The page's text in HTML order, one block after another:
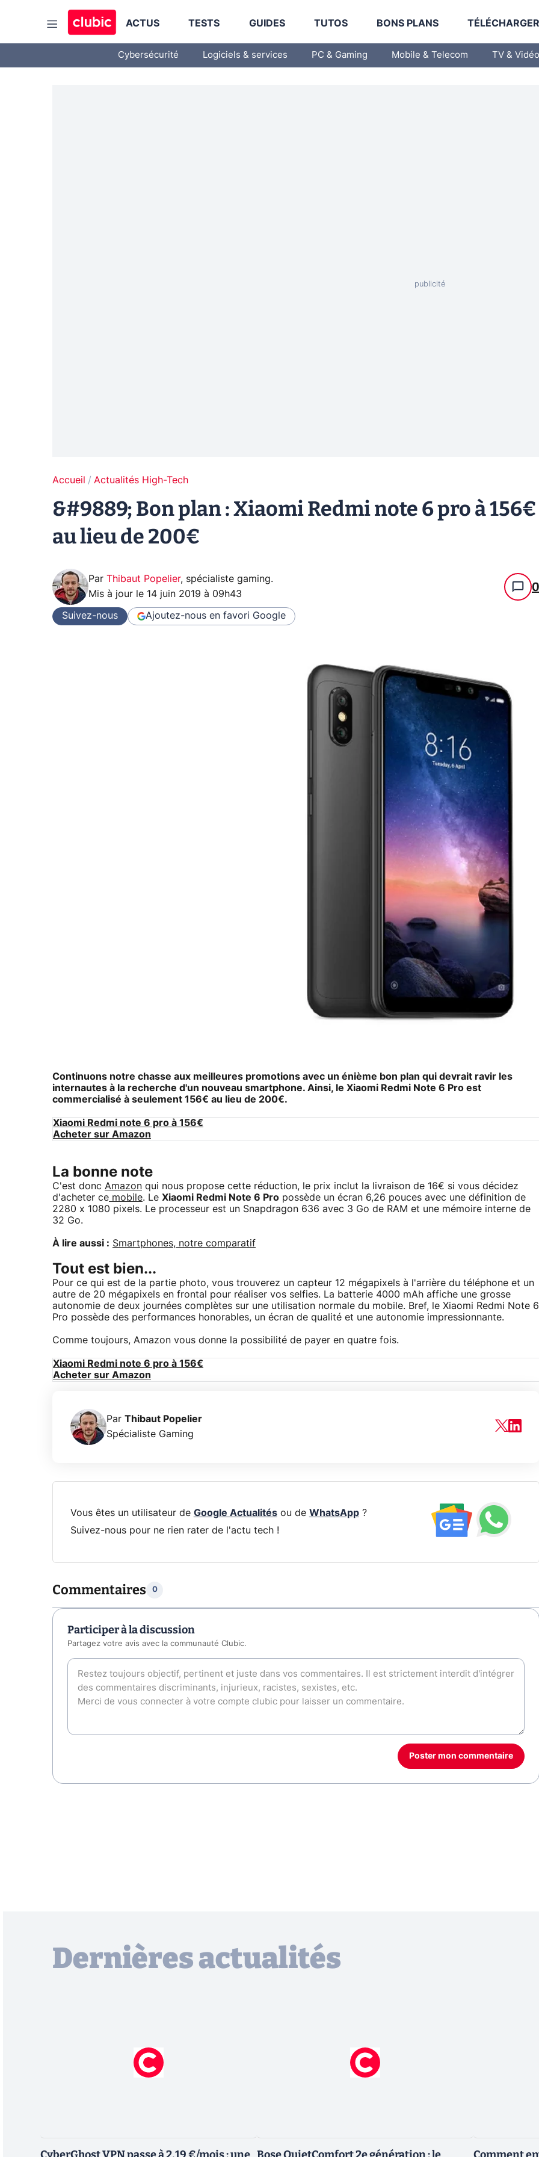
ACTUS TESTS GUIDES TUTOS BONS PLANS
Cybersécurité Logiciels & services PC & Gaming Mobile & Telecom TV & Vidéo
Accueil Actualités High-Tech
&#9889; Bon plan : Xiaomi Redmi note 6 pro à 156€
au lieu de 200€
Par Thibaut Popelier, spécialiste gaming.
Mis à jour le 14 juin 2019 à 09h43 0
Suivez-nous Ajoutez-nous en favori Google
Continuons notre chasse aux meilleures promotions avec un énième bon plan qui devrait ravir les
internautes à la recherche d'un nouveau smartphone. Ainsi, le Xiaomi Redmi Note 6 Pro est
commercialisé à seulement 156€ au lieu de 200€.
Xiaomi Redmi note 6 pro à 156€
Acheter sur Amazon
La bonne note
C'est donc Amazon qui nous propose cette réduction, le prix inclut la livraison de 16€ si vous décidez
d'acheter ce mobile. Le Xiaomi Redmi Note 6 Pro possède un écran 6,26 pouces avec une définition de
2280 x 1080 pixels. Le processeur est un Snapdragon 636 avec 3 Go de RAM et une mémoire interne de
32 Go.
À lire aussi : Smartphones, notre comparatif
Tout est bien...
Pour ce qui est de la partie photo, vous trouverez un capteur 12 mégapixels à l'arrière du téléphone et un
autre de 20 mégapixels en frontal pour réaliser vos selfies. La batterie 4000 mAh affiche une grosse
autonomie de deux journées complètes sur une utilisation normale du mobile. Bref, le Xiaomi Redmi Note 6
Pro possède des performances honorables, un écran de qualité et une autonomie impressionnante.
Comme toujours, Amazon vous donne la possibilité de payer en quatre fois.
Xiaomi Redmi note 6 pro à 156€
Acheter sur Amazon
Par Thibaut Popelier
Spécialiste Gaming
Vous êtes un utilisateur de Google Actualitésou de WhatsApp?
Suivez-nous pour ne rien rater de l'actu tech !
Commentaires 0
Participer à la discussion
Partagez votre avis avec la communauté Clubic.
Poster mon commentaire
Dernières actualités